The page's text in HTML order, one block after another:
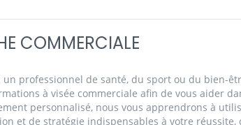
COMMERCIALE
un professionnel de santé, du sport ou du bien-
à visée commerciale afin de vous aider
personnalisé, nous vous apprendrons à
et de stratégie indispensables à votre